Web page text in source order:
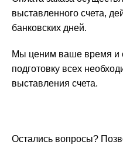
выставленного счета,
банковских дней.
Мы ценим ваше время и
подготовку всех
выставления счета.
Остались вопросы?